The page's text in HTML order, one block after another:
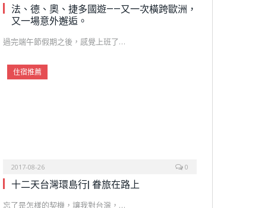
法、德、奧、捷多國遊——又一次橫跨歐洲，
又一場意外邂逅。
過完端午節假期之後，感覺上班了…
住宿推薦
2017-08-26 0
十二天台灣環島行| 眷旅在路上
忘了是怎樣的契機，讓我對台灣，…